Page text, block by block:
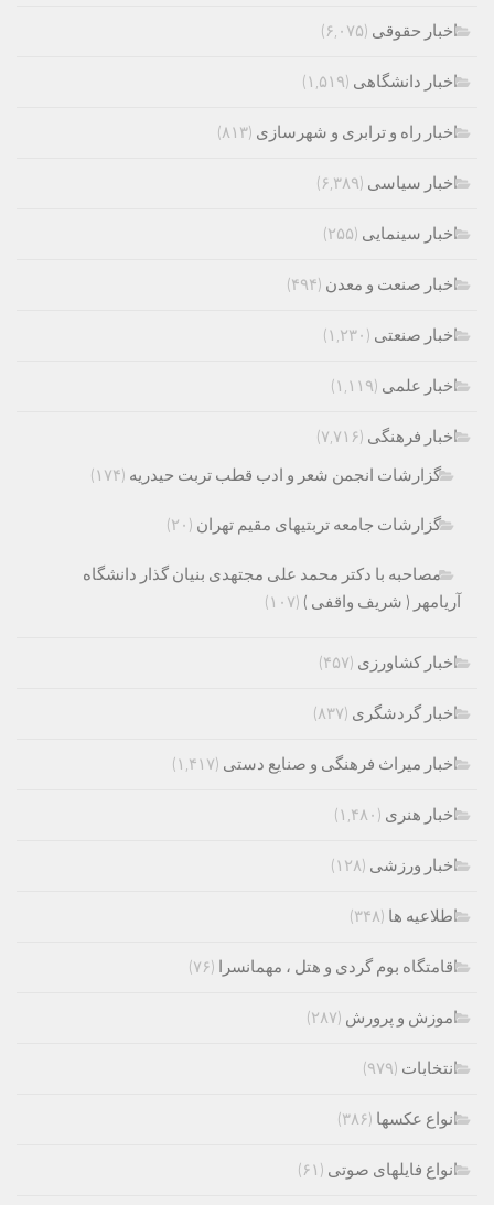
اخبار حقوقی (۶,۰۷۵)
اخبار دانشگاهی (۱,۵۱۹)
اخبار راه و ترابری و شهرسازی (۸۱۳)
اخبار سیاسی (۶,۳۸۹)
اخبار سینمایی (۲۵۵)
اخبار صنعت و معدن (۴۹۴)
اخبار صنعتی (۱,۲۳۰)
اخبار علمی (۱,۱۱۹)
اخبار فرهنگی (۷,۷۱۶)
گزارشات انجمن شعر و ادب قطب تربت حیدریه (۱۷۴)
گزارشات جامعه تربتیهای مقیم تهران (۲۰)
مصاحبه با دکتر محمد علی مجتهدی بنیان گذار دانشگاه
آریامهر ( شریف واقفی ) (۱۰۷)
اخبار کشاورزی (۴۵۷)
اخبار گردشگری (۸۳۷)
اخبار میراث فرهنگی و صنایع دستی (۱,۴۱۷)
اخبار هنری (۱,۴۸۰)
اخبار ورزشی (۱۲۸)
اطلاعیه ها (۳۴۸)
اقامتگاه بوم گردی و هتل ، مهمانسرا (۷۶)
اموزش و پرورش (۲۸۷)
انتخابات (۹۷۹)
انواع عکسها (۳۸۶)
انواع فایلهای صوتی (۶۱)